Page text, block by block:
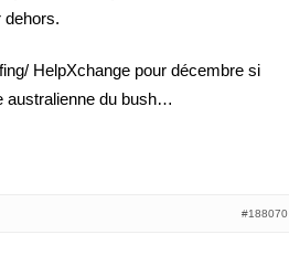
dehors.
HelpXchange pour décembre si
australienne du bush…
#188070